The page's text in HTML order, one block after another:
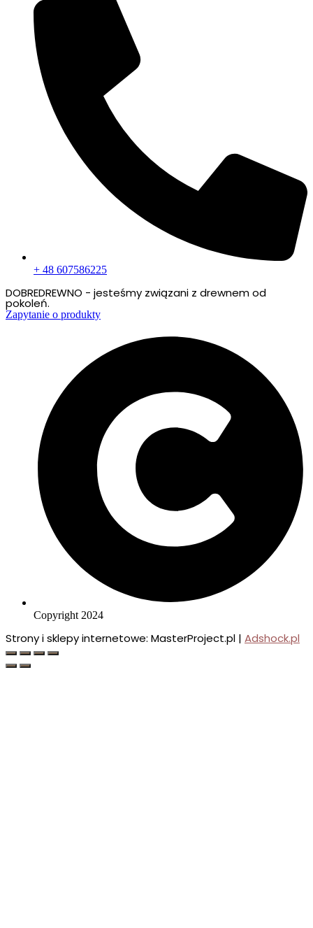
+ 48 607586225
DOBREDREWNO - jesteśmy związani z drewnem od
pokoleń.
Zapytanie o produkty
Copyright 2024
Strony i sklepy internetowe: MasterProject.pl | Adshock.pl